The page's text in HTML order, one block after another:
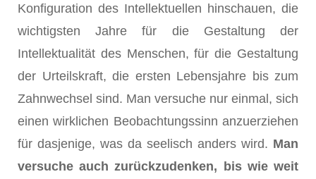
Konfiguration des Intellektuellen hinschauen, die
wichtigsten Jahre für die Gestaltung der
Intellektualität des Menschen, für die Gestal­tung
der Urteilskraft, die ersten Lebensjahre bis zum
Zahnwechsel sind. Man versuche nur einmal, sich
einen wirklichen Beobachtungssinn anzuerziehen
für dasjenige, was da seelisch anders wird. Man
versuche auch zurückzudenken, bis wie weit